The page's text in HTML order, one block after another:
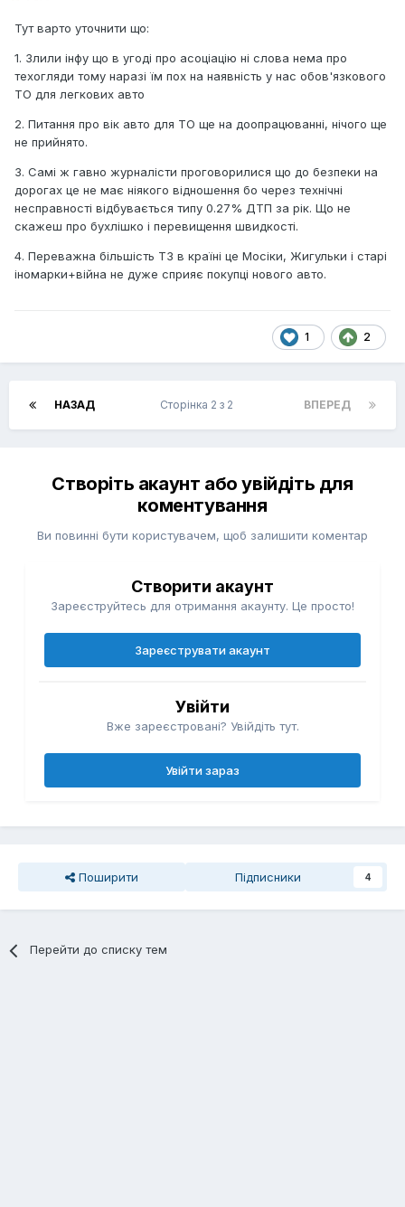
Тут варто уточнити що:
1. Злили інфу що в угоді про асоціацію ні слова нема про
техогляди тому наразі їм пох на наявність у нас обов'язкового
ТО для легкових авто
2. Питання про вік авто для ТО ще на доопрацюванні, нічого ще
не прийнято.
3. Самі ж гавно журналісти проговорилися що до безпеки на
дорогах це не має ніякого відношення бо через технічні
несправності відбувається типу 0.27% ДТП за рік. Що не
скажеш про бухлішко і перевищення швидкості.
4. Переважна більшість ТЗ в країні це Мосіки, Жигульки і старі
іномарки+війна не дуже сприяє покупці нового авто.
1 2
НАЗАД ВПЕРЕД
Сторінка 2 з 2
Створіть акаунт або увійдіть для
коментування
Ви повинні бути користувачем, щоб залишити коментар
Створити акаунт
Зареєструйтесь для отримання акаунту. Це просто!
Зареєструвати акаунт
Увійти
Вже зареєстровані? Увійдіть тут.
Увійти зараз
Поширити Підписники 4
Перейти до списку тем